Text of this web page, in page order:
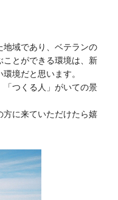
域であり、ベテランの
とができる環境は、新
境だと思います。
つくる人」がいての景
に来ていただけたら嬉